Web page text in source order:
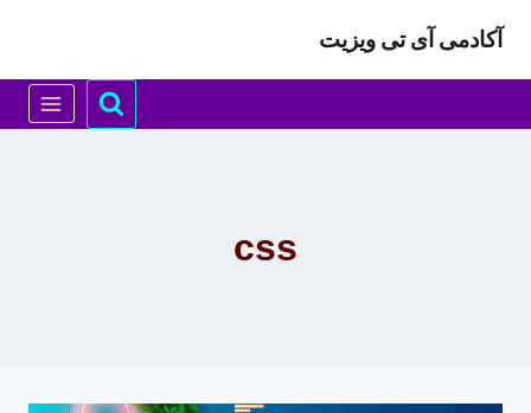
محتوا
آکادمی آی تی ویزیت
css